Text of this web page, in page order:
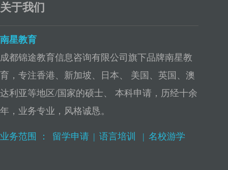
关于我们
南星教育
成都锦途教育信息咨询有限公司旗下品牌南星教
育，专注香港、新加坡、日本、 美国、英国、澳
达利亚等地区/国家的硕士、 本科申请，历经十余
年，业务专业，风格诚恳。
业务范围 ： 留学申请 | 语言培训 | 名校游学